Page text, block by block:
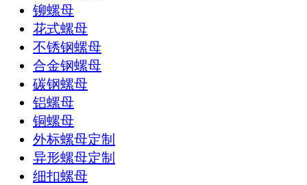
铆螺母
花式螺母
不锈钢螺母
合金钢螺母
碳钢螺母
铝螺母
铜螺母
外标螺母定制
异形螺母定制
细扣螺母